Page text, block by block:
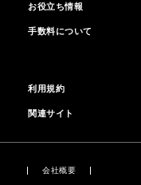
お役立ち情報
手数料について
利用規約
関連サイト
会社概要